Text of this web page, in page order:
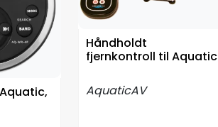
Håndholdt
fjernkontroll til Aquatic
AquaticAV